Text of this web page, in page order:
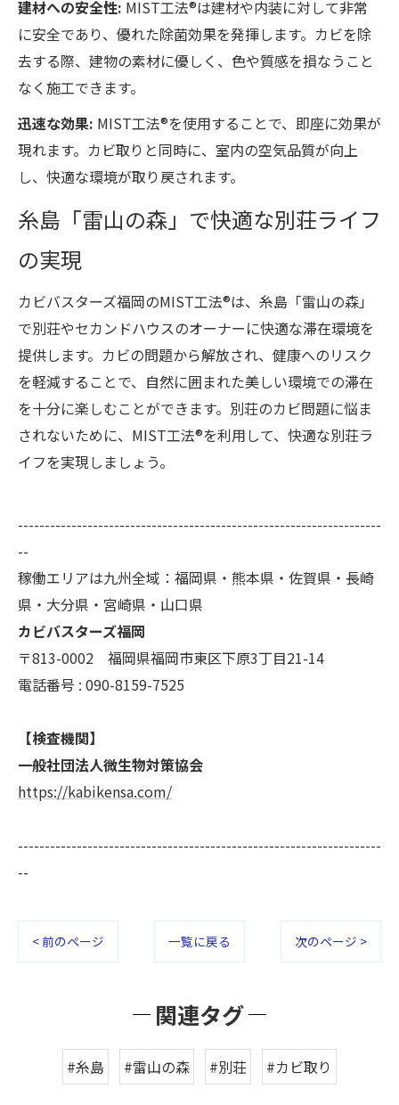
建材への安全性: MIST工法®は建材や内装に対して非常
に安全であり、優れた除菌効果を発揮します。カビを除
去する際、建物の素材に優しく、色や質感を損なうこと
なく施工できます。
迅速な効果: MIST工法®を使用することで、即座に効果が
現れます。カビ取りと同時に、室内の空気品質が向上
し、快適な環境が取り戻されます。
糸島「雷山の森」 で快適な別荘ライフ
の実現
カビバスターズ福岡のMIST工法®は、糸島「雷山の森」
で別荘やセカンドハウスのオーナーに快適な滞在環境を
提供します。カビの問題から解放され、健康へのリスク
を軽減することで、自然に囲まれた美しい環境での滞在
を十分に楽しむことができます。別荘のカビ問題に悩ま
されないために、MIST工法®を利用して、快適な別荘ラ
イフを実現しましょう。
--------------------------------------------------------------------
--
稼働エリアは九州全域：福岡県・熊本県・佐賀県・長崎
県・大分県・宮崎県・山口県
カビバスターズ福岡
〒813-0002 福岡県福岡市東区下原3丁目21-14
電話番号 : 090-8159-7525
【検査機関】
一般社団法人微生物対策協会
https://kabikensa.com/
--------------------------------------------------------------------
--
< 前のページ 一覧に戻る 次のページ >
関連タグ
#糸島 #雷山の森 #別荘 #カビ取り